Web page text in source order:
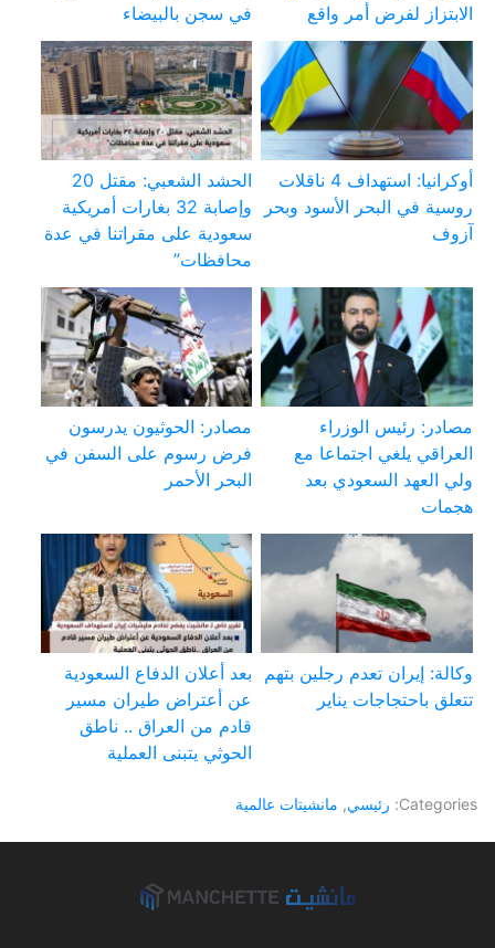
الابتزاز لفرض أمر واقع
في سجن بالبيضاء
أوكرانيا: استهداف 4 ناقلات
روسية في البحر الأسود وبحر
آزوف
الحشد الشعبي: مقتل 20
وإصابة 32 بغارات أمريكية
سعودية على مقراتنا في عدة
محافظات”
مصادر: رئيس الوزراء
العراقي يلغي اجتماعا مع
ولي العهد السعودي بعد
هجمات
مصادر: الحوثيون يدرسون
فرض رسوم على السفن في
البحر الأحمر
وكالة: إيران تعدم رجلين بتهم
تتعلق باحتجاجات يناير
بعد أعلان الدفاع السعودية
عن أعتراض طيران مسير
قادم من العراق .. ناطق
الحوثي يتبنى العملية
Categories: رئيسي, مانشيتات عالمية